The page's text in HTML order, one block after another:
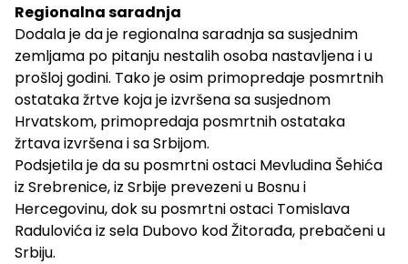
Regionalna saradnja
Dodala je da je regionalna saradnja sa susjednim
zemljama po pitanju nestalih osoba nastavljena i u
prošloj godini. Tako je osim primopredaje posmrtnih
ostataka žrtve koja je izvršena sa susjednom
Hrvatskom, primopredaja posmrtnih ostataka
žrtava izvršena i sa Srbijom.
Podsjetila je da su posmrtni ostaci Mevludina Šehića
iz Srebrenice, iz Srbije prevezeni u Bosnu i
Hercegovinu, dok su posmrtni ostaci Tomislava
Radulovića iz sela Dubovo kod Žitorađa, prebačeni u
Srbiju.